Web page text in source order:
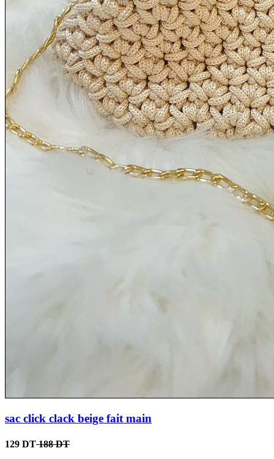
sac click clack beige fait main
129 DT188 DT